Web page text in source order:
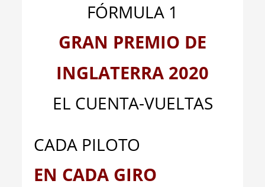
FÓRMULA 1
GRAN PREMIO DE
INGLATERRA 2020
EL CUENTA-VUELTAS
CADA PILOTO
EN CADA GIRO